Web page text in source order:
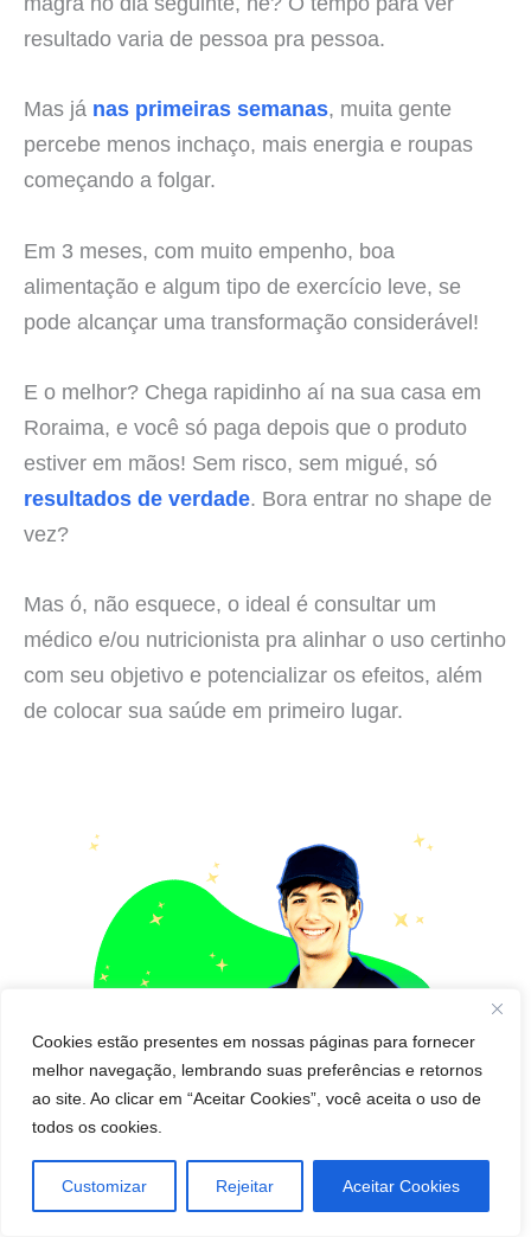
Cookies estão presentes em nossas páginas para fornecer
melhor navegação, lembrando suas preferências e retornos
ao site. Ao clicar em “Aceitar Cookies”, você aceita o uso de
todos os cookies.
Customizar Rejeitar Aceitar Cookies
resultado varia de pessoa pra pessoa.
Mas já nas primeiras semanas, muita gente
percebe menos inchaço, mais energia e roupas
começando a folgar.
Em 3 meses, com muito empenho, boa
alimentação e algum tipo de exercício leve, se
pode alcançar uma transformação considerável!
E o melhor? Chega rapidinho aí na sua casa em
Roraima, e você só paga depois que o produto
estiver em mãos! Sem risco, sem migué, só
resultados de verdade. Bora entrar no shape de
vez?
Mas ó, não esquece, o ideal é consultar um
médico e/ou nutricionista pra alinhar o uso certinho
com seu objetivo e potencializar os efeitos, além
de colocar sua saúde em primeiro lugar.